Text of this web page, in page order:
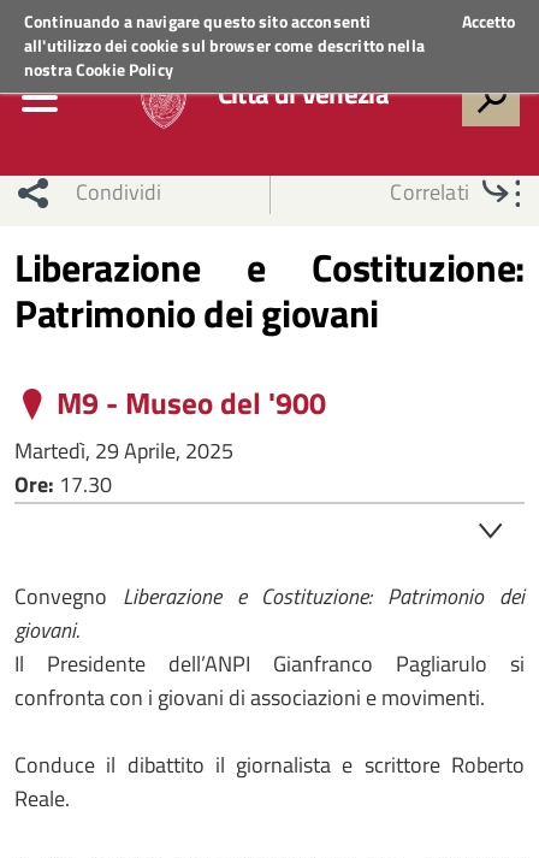
Continuando a navigare questo sito acconsenti
all'utilizzo dei cookie sul browser come descritto nella
nostraCookie Policy
Accetto
Regione VenetoACCEDI AI SERVIZI
Città di Venezia
Condividi Correlati
Liberazione e Costituzione:
Patrimonio dei giovani
M9 - Museo del '900
Martedì, 29 Aprile, 2025
Ore: 17.30
Convegno Liberazione e Costituzione: Patrimonio dei
giovani.
Il Presidente dell’ANPI Gianfranco Pagliarulo si
confronta con i giovani di associazioni e movimenti.
Conduce il dibattito il giornalista e scrittore Roberto
Reale.